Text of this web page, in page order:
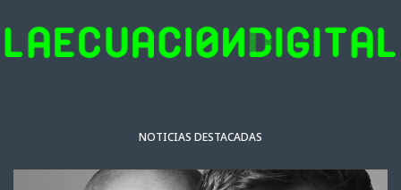
NOTICIAS DESTACADAS